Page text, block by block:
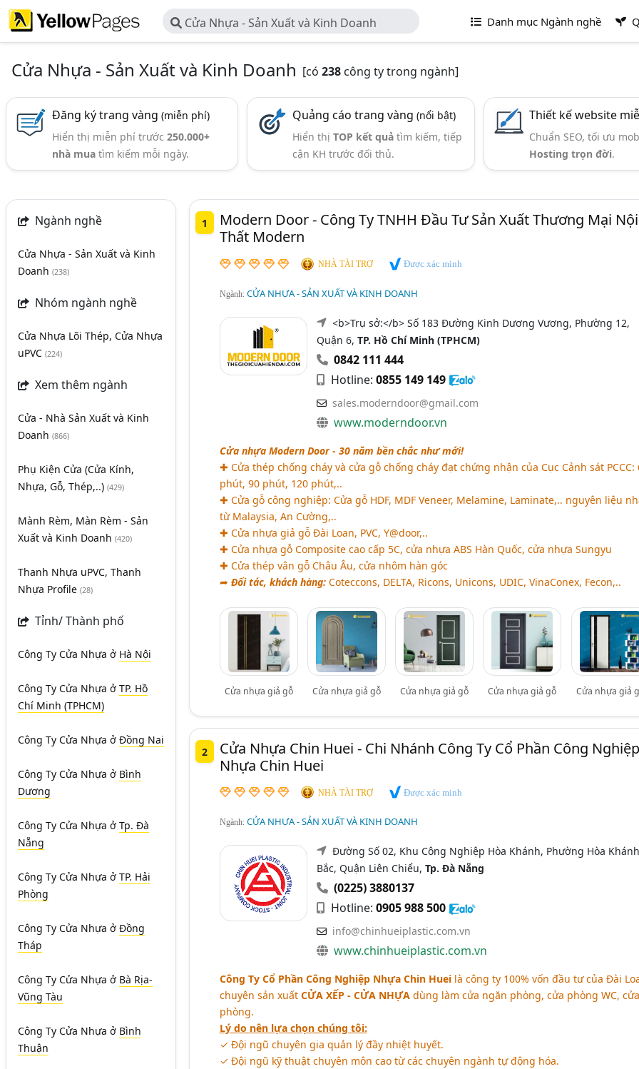
Cửa Nhựa - Sản Xuất và Kinh Doanh Danh mục Ngành nghề
Cửa Nhựa - Sản Xuất và Kinh Doanh [có 238 công ty trong ngành]
Đăng ký trang vàng(miễn phí)
Hiển thị miễn phí trước250.000+
nhà mua tìm kiếm mỗi ngày.
Quảng cáo trang vàng(nổi bật)
Hiển thịTOP kết quả tìm kiếm, tiếp
cận KH trước đối thủ.
Thiết kế website
Chuẩn SEO, tối ưu
Hosting trọn đời.
Ngành nghề
Cửa Nhựa - Sản Xuất và Kinh
Doanh (238)
Nhóm ngành nghề
Cửa Nhựa Lõi Thép, Cửa Nhựa
uPVC (224)
Xem thêm ngành
Cửa - Nhà Sản Xuất và Kinh
Doanh (866)
Phụ Kiện Cửa (Cửa Kính,
Nhựa, Gỗ, Thép,..) (429)
Mành Rèm, Màn Rèm - Sản
Xuất và Kinh Doanh (420)
Thanh Nhựa uPVC, Thanh
Nhựa Profile (28)
Tỉnh/ Thành phố
Công Ty Cửa Nhựa ở Hà Nội
Công Ty Cửa Nhựa ở TP. Hồ
Chí Minh (TPHCM)
Công Ty Cửa Nhựa ở Đồng Nai
Công Ty Cửa Nhựa ở Bình
Dương
Công Ty Cửa Nhựa ở Tp. Đà
Nẵng
Công Ty Cửa Nhựa ở TP. Hải
Phòng
Công Ty Cửa Nhựa ở Đồng
Tháp
Công Ty Cửa Nhựa ở Bà Rịa-
Vũng Tàu
Công Ty Cửa Nhựa ở Bình
Thuận
1
Modern Door - Công Ty TNHH Đầu Tư Sản Xuất Thương Mại Nội
Thất Modern
NHÀ TÀI TRỢ Được xác minh
Ngành: CỬA NHỰA - SẢN XUẤT VÀ KINH DOANH
<b>Trụ sở:</b> Số 183 Đường Kinh Dương Vương, Phường 12,
Quận 6, TP. Hồ Chí Minh (TPHCM)
0842 111 444
Hotline: 0855 149 149
sales.moderndoor@gmail.com
www.moderndoor.vn
Cửa nhựa Modern Door - 30 năm bền chắc như mới!
✚ Cửa thép chống cháy và cửa gỗ chống cháy đạt chứng nhận của Cục Cảnh sát PCCC:
phút, 90 phút, 120 phút,..
✚ Cửa gỗ công nghiệp: Cửa gỗ HDF, MDF Veneer, Melamine, Laminate,.. nguyên liệu
từ Malaysia, An Cường,..
✚ Cửa nhựa giả gỗ Đài Loan, PVC, Y@door,..
✚ Cửa nhựa gỗ Composite cao cấp 5C, cửa nhựa ABS Hàn Quốc, cửa nhựa Sungyu
✚ Cửa thép vân gỗ Châu Âu, cửa nhôm hàn góc
➦ Đối tác, khách hàng:Coteccons, DELTA, Ricons, Unicons, UDIC, VinaConex, Fecon,..
Cửa nhựa giả gỗ Cửa nhựa giả gỗ Cửa nhựa giả gỗ Cửa nhựa giả gỗ Cửa nhựa giả
2
Cửa Nhựa Chin Huei - Chi Nhánh Công Ty Cổ Phần Công Nghiệp
Nhựa Chin Huei
NHÀ TÀI TRỢ Được xác minh
Ngành: CỬA NHỰA - SẢN XUẤT VÀ KINH DOANH
Đường Số 02, Khu Công Nghiệp Hòa Khánh, Phường Hòa Khánh
Bắc, Quận Liên Chiểu, Tp. Đà Nẵng
(0225) 3880137
Hotline: 0905 988 500
info@chinhueiplastic.com.vn
www.chinhueiplastic.com.vn
Công Ty Cổ Phần Công Nghiệp Nhựa Chin Hueilà công ty 100% vốn đầu tư của Đài
chuyên sản xuất CỬA XẾP - CỬA NHỰAdùng làm cửa ngăn phòng, cửa phòng WC, cửa
phòng.
Lý do nên lựa chọn chúng tôi:
✓ Đội ngũ chuyên gia quản lý đầy nhiệt huyết.
✓ Đội ngũ kỹ thuật chuyên môn cao từ các chuyên ngành tự động hóa.